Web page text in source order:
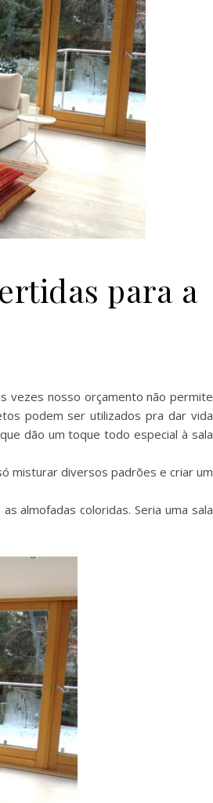
para a
vezes nosso orçamento não permite
podem ser utilizados pra dar vida
dão um toque todo especial à sala
misturar diversos padrões e criar um
almofadas coloridas. Seria uma sala